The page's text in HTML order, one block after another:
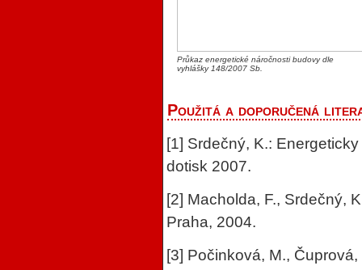
Průkaz energetické náročnosti budovy dle
vyhlášky 148/2007 Sb.
Použitá a doporučená
[1] Srdečný, K.:
dotisk 2007.
[2] Macholda, F., Srdečný,
Praha, 2004.
[3] Počinková, M.,